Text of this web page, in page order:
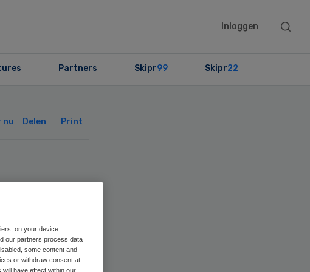
Inloggen
Search
Partners Skipr99 Skipr22
nu Delen Print
on your device.
our partners process data
some content and
or withdraw consent at
have effect within our